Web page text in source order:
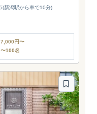
(新潟駅から車で10分)
7,000円〜
〜100名